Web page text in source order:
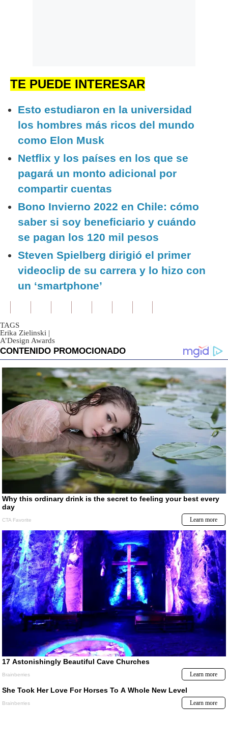
TE PUEDE INTERESAR
Esto estudiaron en la universidad
los hombres más ricos del mundo
como Elon Musk
Netflix y los países en los que se
pagará un monto adicional por
compartir cuentas
Bono Invierno 2022 en Chile: cómo
saber si soy beneficiario y cuándo
se pagan los 120 mil pesos
Steven Spielberg dirigió el primer
videoclip de su carrera y lo hizo con
un ‘smartphone’
TAGS
Erika Zielinski |
A’Design Awards